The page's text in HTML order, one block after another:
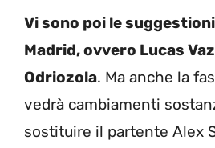
Vi sono poi le
Madrid, ovvero Lucas
Odriozola. Ma anche la
vedrà cambiamenti
sostituire il partente Alex